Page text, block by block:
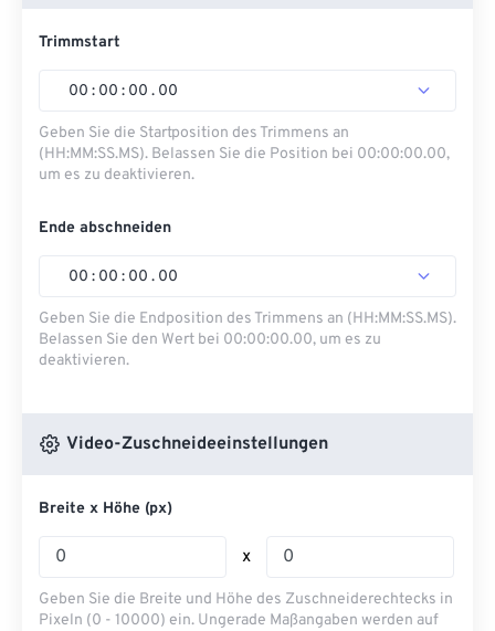
Trimmstart
00 : 00 : 00 . 00
Geben Sie die Startposition des Trimmens an
(HH:MM:SS.MS). Belassen Sie die Position bei 00:00:00.00,
um es zu deaktivieren.
Ende abschneiden
00 : 00 : 00 . 00
Geben Sie die Endposition des Trimmens an (HH:MM:SS.MS).
Belassen Sie den Wert bei 00:00:00.00, um es zu
deaktivieren.
Video-Zuschneideeinstellungen
Breite x Höhe (px)
x
Geben Sie die Breite und Höhe des Zuschneiderechtecks ​​in
Pixeln (0 - 10000) ein. Ungerade Maßangaben werden auf